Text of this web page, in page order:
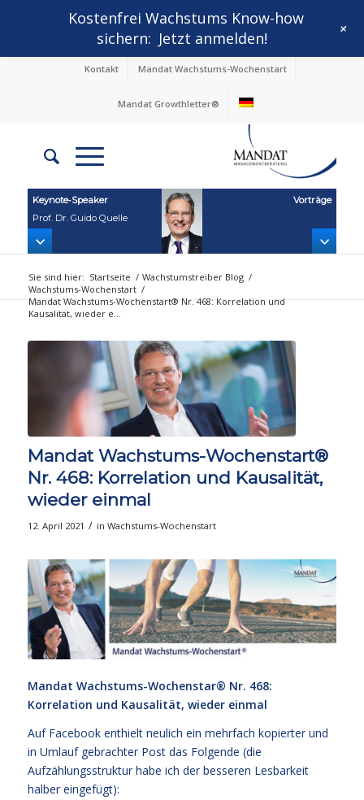
Kontakt Mandat Wachstums-Wochenstart
Mandat Growthletter®
Keynote‑Speaker
Prof. Dr. Guido Quelle
Vorträge
Sie sind hier: Startseite / Wachstumstreiber Blog /
Wachstums-Wochenstart /
Mandat Wachstums-Wochenstart® Nr. 468: Korrelation und
Kausalität, wieder e...
Mandat Wachstums-Wochenstart®
Nr. 468: Korrelation und Kausalität,
wieder einmal
12. April 2021 / in Wachstums-Wochenstart
Mandat Wachstums-Wochenstar® Nr. 468:
Korrelation und Kausalität, wieder einmal
Auf Facebook enthielt neulich ein mehrfach kopierter und
in Umlauf gebrachter Post das Folgende (die
Aufzählungsstruktur habe ich der besseren Lesbarkeit
halber eingefügt):
Kostenfrei Wachstums Know-how
sichern: Jetzt anmelden! +